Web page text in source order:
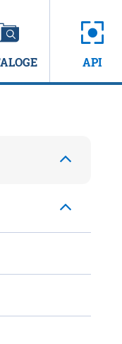
API